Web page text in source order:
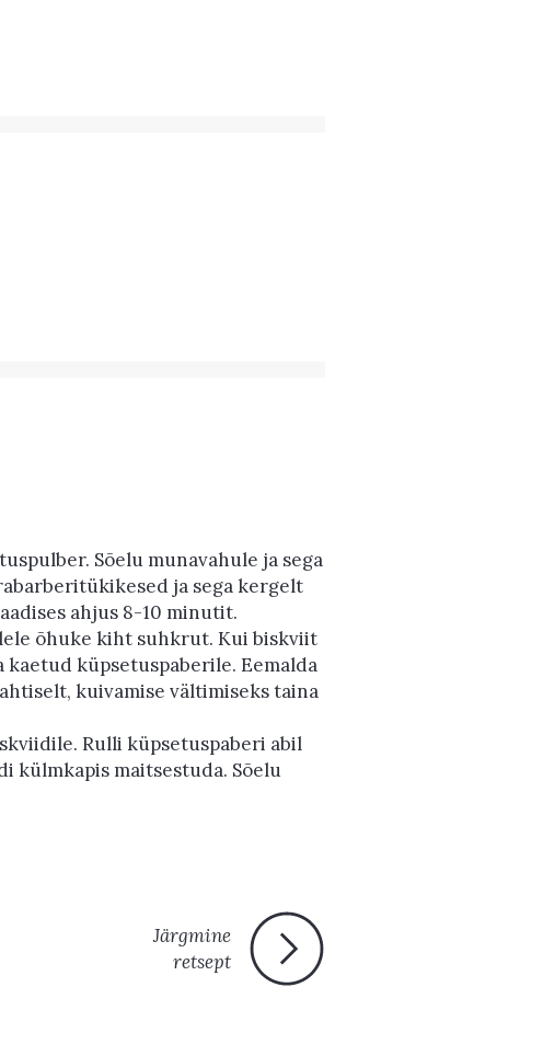
Sõelu munavahule ja sega
ja sega kergelt
ahjus 8-10 minutit.
õhuke kiht suhkrut. Kui biskviit
küpsetuspaberile. Eemalda
kuivamise vältimiseks taina
Rulli küpsetuspaberi abil
külmkapis maitsestuda. Sõelu
Järgmine
retsept